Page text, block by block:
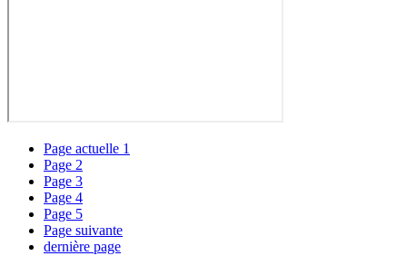
Page actuelle 1
Page 2
Page 3
Page 4
Page 5
Page suivante
dernière page